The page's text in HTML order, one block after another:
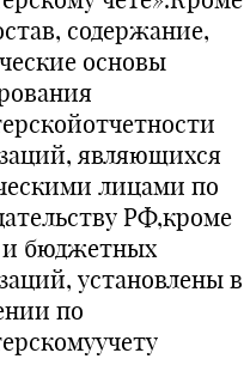
содержание,
основы
являющихся
лицами по
РФ,кроме
и бюджетных
установлены в
по